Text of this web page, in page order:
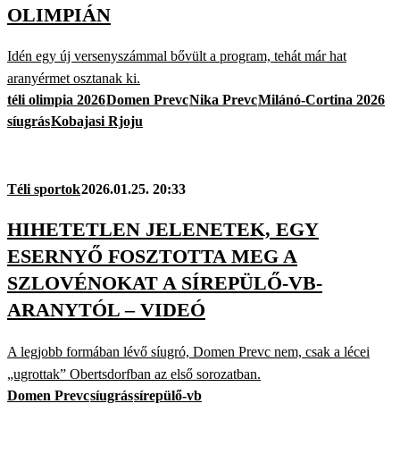
OLIMPIÁN
Idén egy új versenyszámmal bővült a program, tehát már hat
aranyérmet osztanak ki.
téli olimpia 2026Domen PrevcNika PrevcMilánó-Cortina 2026
síugrásKobajasi Rjoju
Téli sportok2026.01.25. 20:33
HIHETETLEN JELENETEK, EGY
ESERNYŐ FOSZTOTTA MEG A
SZLOVÉNOKAT A SÍREPÜLŐ-VB-
ARANYTÓL – VIDEÓ
A legjobb formában lévő síugró, Domen Prevc nem, csak a lécei
„ugrottak” Obertsdorfban az első sorozatban.
Domen Prevcsíugrássírepülő-vb